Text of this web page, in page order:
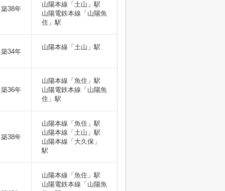
築38年
山陽本線「土山」駅
山陽電鉄本線「山陽魚
住」駅
築34年
山陽本線「土山」駅
築36年
山陽本線「魚住」駅
山陽電鉄本線「山陽魚
住」駅
築38年
山陽本線「魚住」駅
山陽本線「土山」駅
山陽本線「大久保」
駅
山陽本線「魚住」駅
山陽電鉄本線「山陽魚